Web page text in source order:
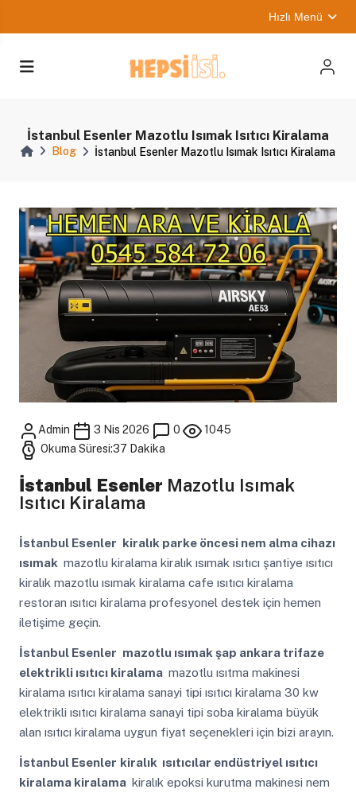
Hızlı Menü
İstanbul Esenler Mazotlu Isımak Isıtıcı Kiralama
Blog İstanbul Esenler Mazotlu Isımak Isıtıcı Kiralama
Admin 3 Nis 2026 0
1045
Okuma Süresi:37 Dakika
İstanbul Esenler Mazotlu Isımak
Isıtıcı Kiralama
İstanbul Esenler
kiralık parke öncesi nem alma cihazı
ısımak mazotlu kiralama kiralık ısımak ısıtıcı şantiye ısıtıcı
kiralık mazotlu ısımak kiralama cafe ısıtıcı kiralama
restoran ısıtıcı kiralama profesyonel destek için hemen
iletişime geçin.
İstanbul Esenler mazotlu ısımak şap ankara trifaze
elektrikli ısıtıcı kiralama mazotlu ısıtma makinesi
kiralama ısıtıcı kiralama sanayi tipi ısıtıcı kiralama 30 kw
elektrikli ısıtıcı kiralama sanayi tipi soba kiralama büyük
alan ısıtıcı kiralama uygun fiyat seçenekleri için bizi arayın.
İstanbul Esenler kiralık ısıtıcılar endüstriyel ısıtıcı
kiralama kiralama kiralık epoksi kurutma makinesi nem